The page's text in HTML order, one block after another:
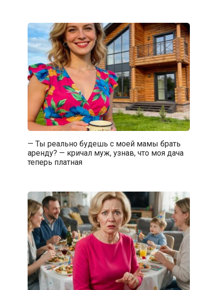
— Ты реально будешь с моей мамы брать
аренду? — кричал муж, узнав, что моя дача
теперь платная